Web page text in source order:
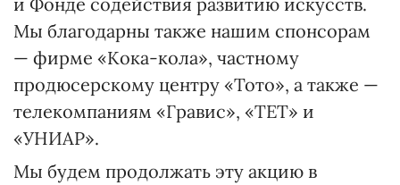
Мы благодарны также нашим спонсорам
— фирме «Кока-кола», частному
продюсерскому центру «Тото», а также —
телекомпаниям «Гравис», «ТЕТ» и
«УНИАР».
Мы будем продолжать эту акцию в